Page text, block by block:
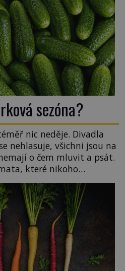
sezóna?
nic neděje. Divadla
nehlasuje, všichni jsou na
o čem mluvit a psát.
které nikoho
ona letní doba spojovaná
sezónu známe už
jako Češi […]